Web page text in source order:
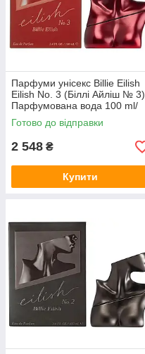
Парфуми унісекс Billie Eilish
Eilish No. 3 (Біллі Айліш № 3)
Парфумована вода 100 ml/
мл
Готово до відправки
2 548 ₴
Купити